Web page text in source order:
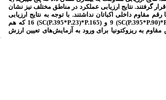
خوشه اول قرار گرفتند. نتایج ارزیابی عملکرد در مناطق مختلف نیز نشان
مقاوم داخلی اکباتان نداشتند. با توجه به نتایج ارزیابی
) 9 و ( SC(P.395*P.23)*P.165
) 16 که هم
به ریزوکتونیا برای ورود به آزمایش‌های تعیین ارزش